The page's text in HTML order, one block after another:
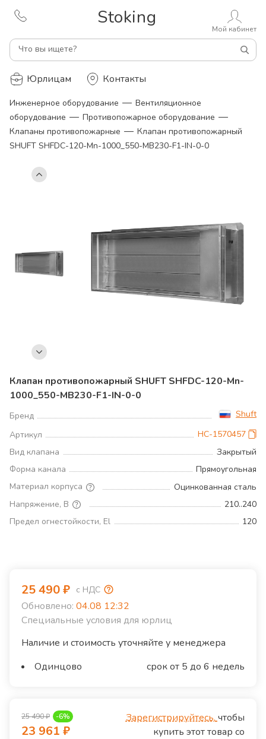
Stoking
Что вы ищете?
Мой кабинет
Юрлицам Контакты
Инженерное оборудование — Вентиляционное
оборудование — Противопожарное оборудование —
Клапаны противопожарные — Клапан противопожарный
SHUFT SHFDC-120-Mn-1000_550-MB230-F1-IN-0-0
Клапан противопожарный SHUFT SHFDC-120-Mn-
1000_550-MB230-F1-IN-0-0
Бренд
Shuft
Артикул
НС-1570457
Вид клапана
Закрытый
Форма канала
Прямоугольная
Материал корпуса
Оцинкованная сталь
Напряжение, В
210..240
Предел огнестойкости, El
120
25 490₽ с НДС
Обновлено: 04.08 12:32
Специальные условия для юрлиц
Наличие и стоимость уточняйте у менеджера
Одинцово
срок от 5 до 6 недель
25 490₽ -6%
23 961 ₽
Зарегистрируйтесь,чтобы
купить этот товар со